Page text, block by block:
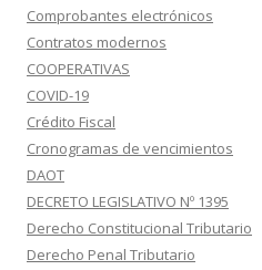
Comprobantes electrónicos
Contratos modernos
COOPERATIVAS
COVID-19
Crédito Fiscal
Cronogramas de vencimientos
DAOT
DECRETO LEGISLATIVO Nº 1395
Derecho Constitucional Tributario
Derecho Penal Tributario